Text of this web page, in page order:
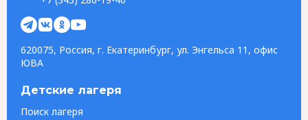
620075, Россия, г. Екатеринбург, ул. Энгельса 11, офис
ЮВА
Детские лагеря
Поиск лагеря